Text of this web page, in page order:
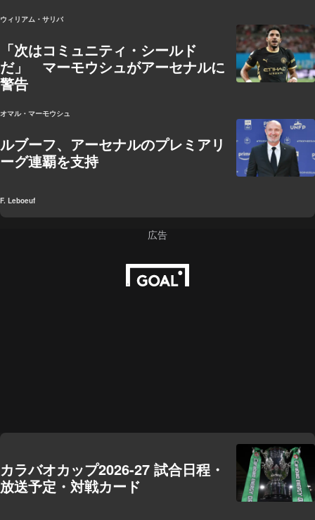
ウィリアム・サリバ
「次はコミュニティ・シールド
だ」 マーモウシュがアーセナルに
警告
オマル・マーモウシュ
ルブーフ、アーセナルのプレミアリ
ーグ連覇を支持
F. Leboeuf
カラバオカップ2026-27 試合日程・
放送予定・対戦カード